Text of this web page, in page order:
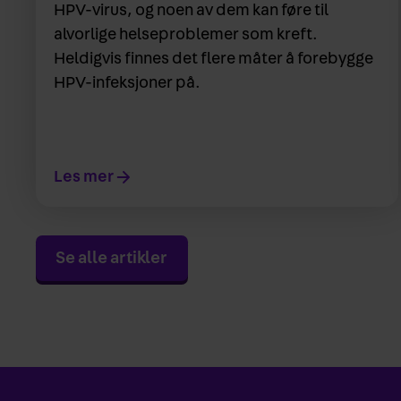
HPV-virus, og noen av dem kan føre til
alvorlige helseproblemer som kreft.
Heldigvis finnes det flere måter å forebygge
HPV-infeksjoner på.
Les mer
Se alle artikler